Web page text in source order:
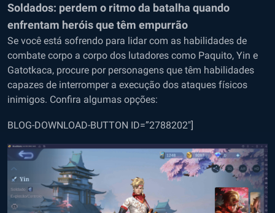
Soldados: perdem o ritmo da batalha quando
enfrentam heróis que têm empurrão
Se você está sofrendo para lidar com as habilidades de
combate corpo a corpo dos lutadores como Paquito, Yin e
Gatotkaca, procure por personagens que têm habilidades
capazes de interromper a execução dos ataques físicos
inimigos. Confira algumas opções:
BLOG-DOWNLOAD-BUTTON ID=”2788202″]